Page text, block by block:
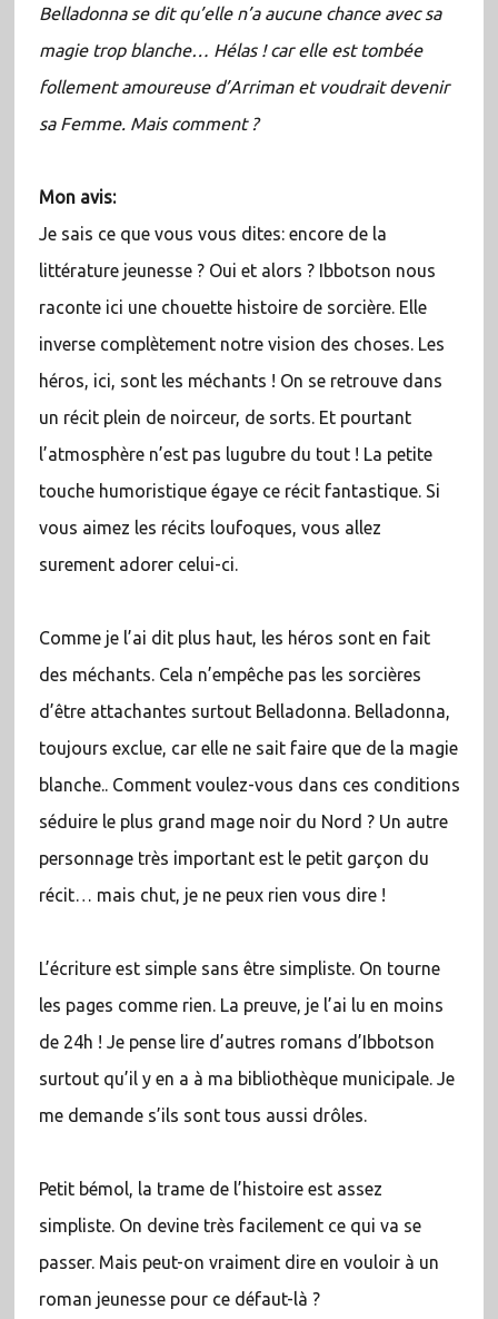
Belladonna se dit qu’elle n’a aucune chance avec sa
magie trop blanche… Hélas ! car elle est tombée
follement amoureuse d’Arriman et voudrait devenir
sa Femme. Mais comment ?
Mon avis:
Je sais ce que vous vous dites: encore de la
littérature jeunesse ? Oui et alors ? Ibbotson nous
raconte ici une chouette histoire de sorcière. Elle
inverse complètement notre vision des choses. Les
héros, ici, sont les méchants ! On se retrouve dans
un récit plein de noirceur, de sorts. Et pourtant
l’atmosphère n’est pas lugubre du tout ! La petite
touche humoristique égaye ce récit fantastique. Si
vous aimez les récits loufoques, vous allez
surement adorer celui-ci.
Comme je l’ai dit plus haut, les héros sont en fait
des méchants. Cela n’empêche pas les sorcières
d’être attachantes surtout Belladonna. Belladonna,
toujours exclue, car elle ne sait faire que de la magie
blanche.. Comment voulez-vous dans ces conditions
séduire le plus grand mage noir du Nord ? Un autre
personnage très important est le petit garçon du
récit… mais chut, je ne peux rien vous dire !
L’écriture est simple sans être simpliste. On tourne
les pages comme rien. La preuve, je l’ai lu en moins
de 24h ! Je pense lire d’autres romans d’Ibbotson
surtout qu’il y en a à ma bibliothèque municipale. Je
me demande s’ils sont tous aussi drôles.
Petit bémol, la trame de l’histoire est assez
simpliste. On devine très facilement ce qui va se
passer. Mais peut-on vraiment dire en vouloir à un
roman jeunesse pour ce défaut-là ?